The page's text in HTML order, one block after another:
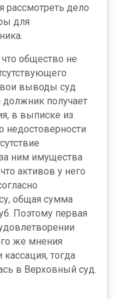
рассмотреть дело
для
общество не
выводы суд
получает
в выписке из
ним имущества
активов у него
общая сумма
Поэтому первая
же мнения
тогда
в Верховный суд.